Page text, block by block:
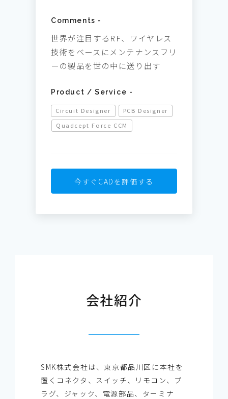
Comments -
世界が注目するRF、ワイヤレス
技術をベースにメンテナンスフリ
ーの製品を世の中に送り出す
Product / Service -
Circuit Designer
PCB Designer
Quadcept Force CCM
今すぐCADを評価する
会社紹介
SMK株式会社は、東京都品川区に本社を
置くコネクタ、スイッチ、リモコン、プ
ラグ、ジャック、電源部品、ターミナ